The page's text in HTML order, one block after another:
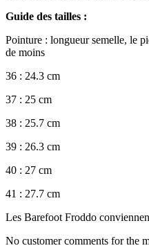
Guide des tailles :
Pointure : longueur semelle, le
de moins
36 : 24.3 cm
37 : 25 cm
38 : 25.7 cm
39 : 26.3 cm
40 : 27 cm
41 : 27.7 cm
Les Barefoot Froddo
No customer comments for the